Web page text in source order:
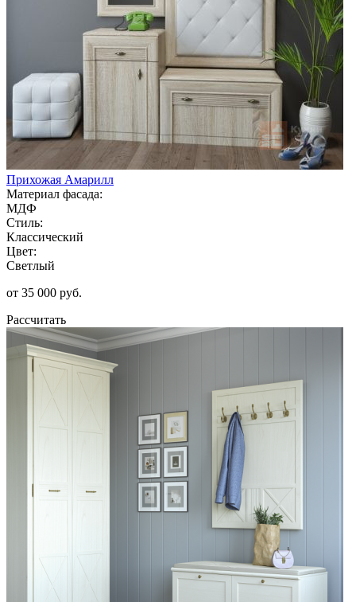
Прихожая Амарилл
Материал фасада:
МДФ
Стиль:
Классический
Цвет:
Светлый
от 35 000 руб.
Рассчитать